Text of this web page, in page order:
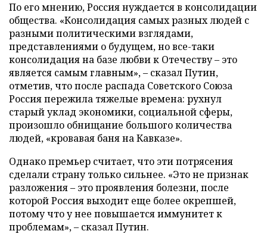
По его мнению, Россия нуждается в консолидации
общества. «Консолидация самых разных людей с
разными политическими взглядами,
представлениями о будущем, но все-таки
консолидация на базе любви к Отечеству – это
является самым главным», – сказал Путин,
отметив, что после распада Советского Союза
Россия пережила тяжелые времена: рухнул
старый уклад экономики, социальной сферы,
произошло обнищание большого количества
людей, «кровавая баня на Кавказе».
Однако премьер считает, что эти потрясения
сделали страну только сильнее. «Это не признак
разложения – это проявления болезни, после
которой Россия выходит еще более окрепшей,
потому что у нее повышается иммунитет к
проблемам», – сказал Путин.